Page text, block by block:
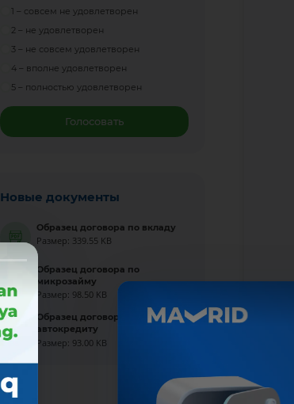
1 – совсем не удовлетворен
2 – не удовлетворен
3 – не совсем удовлетворен
4 – вполне удовлетворен
5 – полностью удовлетворен
Голосовать
Новые документы
Образец договора по вкладу
Размер: 339.55 KB
Образец договора по
микрозайму
Размер: 98.50 KB
Образец договора по
автокредиту
Размер: 93.00 KB